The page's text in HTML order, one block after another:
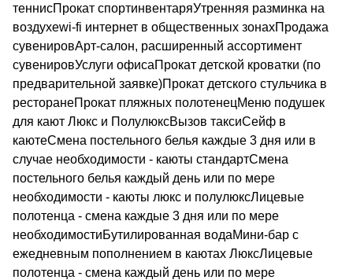
теннисПрокат спортинвентаряУтренняя разминка на
воздухеwi-fi интернет в общественных зонахПродажа
сувенировАрт-салон, расширенный ассортимент
сувенировУслуги офисаПрокат детской кроватки (по
предварительной заявке)Прокат детского стульчика в
ресторанеПрокат пляжных полотенецМеню подушек
для кают Люкс и ПолулюксВызов таксиСейф в
каютеСмена постельного белья каждые 3 дня или в
случае необходимости - каюты стандартСмена
постельного белья каждый день или по мере
необходимости - каюты люкс и полулюксЛицевые
полотенца - смена каждые 3 дня или по мере
необходимостиБутилированная водаМини-бар с
ежедневным пополнением в каютах ЛюксЛицевые
полотенца - смена каждый день или по мере